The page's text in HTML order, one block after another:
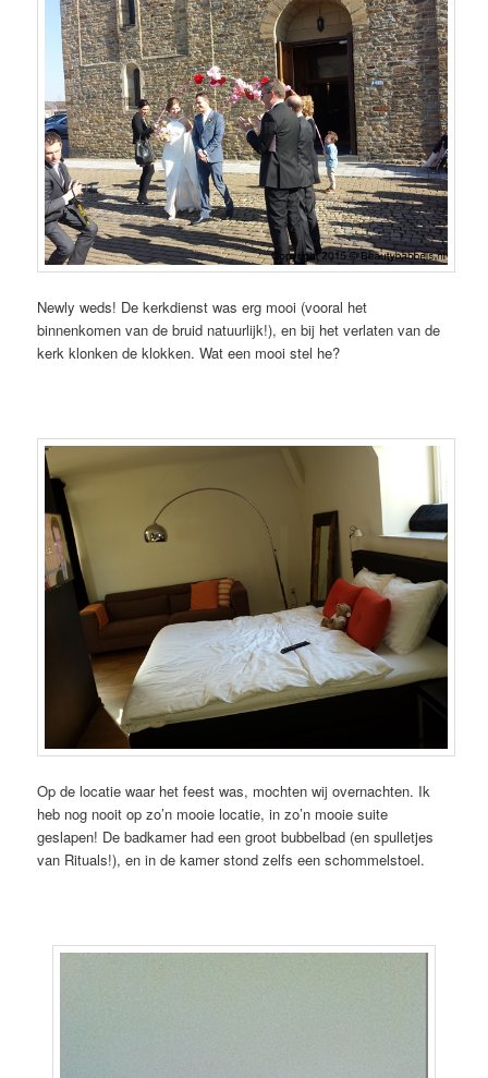
Newly weds! De kerkdienst was erg mooi (vooral het
binnenkomen van de bruid natuurlijk!), en bij het verlaten van de
kerk klonken de klokken. Wat een mooi stel he?
Op de locatie waar het feest was, mochten wij overnachten. Ik
heb nog nooit op zo’n mooie locatie, in zo’n mooie suite
geslapen! De badkamer had een groot bubbelbad (en spulletjes
van Rituals!), en in de kamer stond zelfs een schommelstoel.